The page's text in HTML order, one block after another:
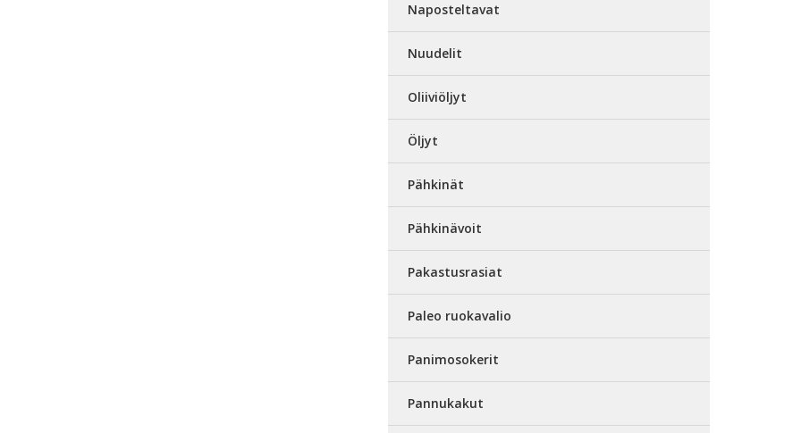
Naposteltavat
Nuudelit
Oliiviöljyt
Öljyt
Pähkinät
Pähkinävoit
Pakastusrasiat
Paleo ruokavalio
Panimosokerit
Pannukakut